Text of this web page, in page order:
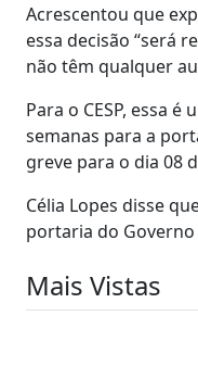
Acrescentou que
essa decisão “será
não têm qualquer
Para o CESP, essa
semanas para a
greve para o dia 08
Célia Lopes disse
portaria do
Mais Vistas